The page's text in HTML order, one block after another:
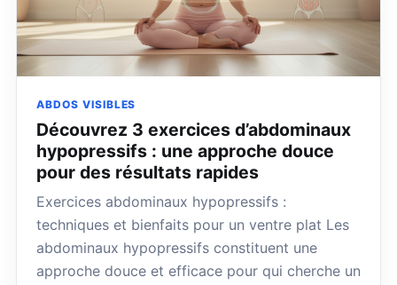
ABDOS VISIBLES
Découvrez 3 exercices d’abdominaux
hypopressifs : une approche douce
pour des résultats rapides
Exercices abdominaux hypopressifs :
techniques et bienfaits pour un ventre plat Les
abdominaux hypopressifs constituent une
approche douce et efficace pour qui cherche un